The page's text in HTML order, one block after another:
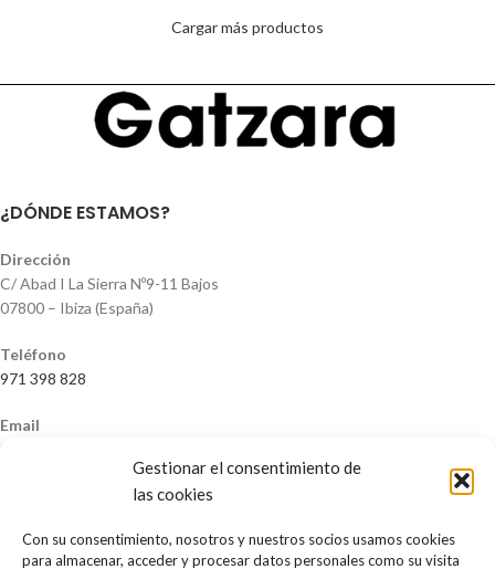
Gestionar el consentimiento de
las cookies
Con su consentimiento, nosotros y nuestros socios usamos cookies
para almacenar, acceder y procesar datos personales como su visita
Cargar más productos
¿DÓNDE ESTAMOS?
Dirección
C/ Abad I La Sierra Nº9-11 Bajos
07800 – Ibiza (España)
Teléfono
971 398 828
Email
info@gatzaraibiza.com
Nosotros